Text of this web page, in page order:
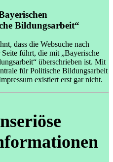
Bildungsarbeit“
dass die Websuche nach
führt, die mit „Bayerische
überschrieben ist. Mit
für Politische Bildungsarbeit
existiert erst gar nicht.